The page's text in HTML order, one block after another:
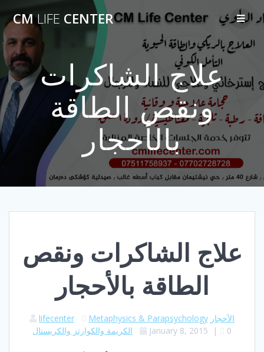
CMLIFE CENTER
علاج الشاكرات
ونقص الطاقة
بالأحجار
علاج الشاكرات ونقص
الطاقة بالأحجار
lifecenter Metaphysics & Parapsychology الأحجار
الكريمة والكوارتز والكريستال
January 8, 2015 | 0